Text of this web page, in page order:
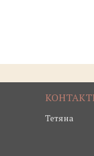
Тетяна